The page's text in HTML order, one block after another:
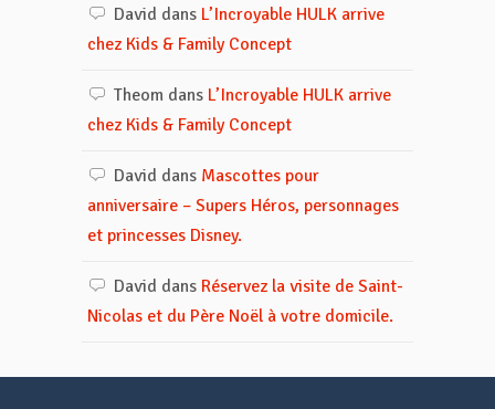
David dans L’Incroyable HULK arrive
chez Kids & Family Concept
Theom dans L’Incroyable HULK arrive
chez Kids & Family Concept
David dans Mascottes pour
anniversaire – Supers Héros, personnages
et princesses Disney.
David dans Réservez la visite de Saint-
Nicolas et du Père Noël à votre domicile.